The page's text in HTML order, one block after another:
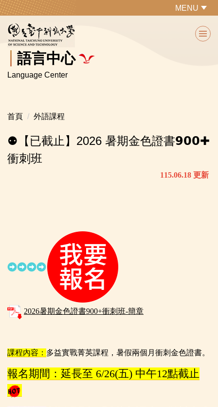
跳
主
要
容
區
語言中心
Language Center
MENU
首頁 外語課程
⚉【已截止】2026 暑期金色證書𝟵𝟬𝟬✚
衝刺班
115.06.18 更新
2026暑期金色證書900+衝刺班-簡章
課程內容： 多益實戰菁英課程，暑假兩個月衝刺金色證書。
報名期間：延長至 6/26(五) 中午12點截止